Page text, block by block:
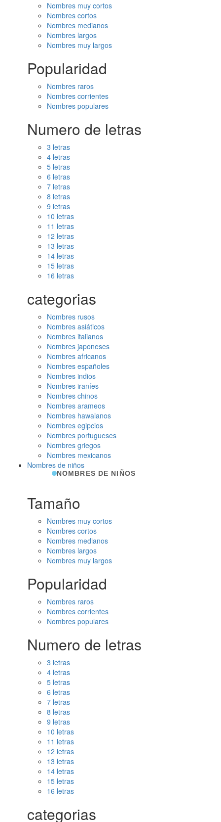
Nombres muy cortos
Nombres cortos
Nombres medianos
Nombres largos
Nombres muy largos
Popularidad
Nombres raros
Nombres corrientes
Nombres populares
Numero de letras
3 letras
4 letras
5 letras
6 letras
7 letras
8 letras
9 letras
10 letras
11 letras
12 letras
13 letras
14 letras
15 letras
16 letras
categorias
Nombres rusos
Nombres asiáticos
Nombres italianos
Nombres japoneses
Nombres africanos
Nombres españoles
Nombres indios
Nombres iraníes
Nombres chinos
Nombres arameos
Nombres hawaianos
Nombres egipcios
Nombres portugueses
Nombres griegos
Nombres mexicanos
Nombres de niños
NOMBRES DE NIÑOS
Tamaño
Nombres muy cortos
Nombres cortos
Nombres medianos
Nombres largos
Nombres muy largos
Popularidad
Nombres raros
Nombres corrientes
Nombres populares
Numero de letras
3 letras
4 letras
5 letras
6 letras
7 letras
8 letras
9 letras
10 letras
11 letras
12 letras
13 letras
14 letras
15 letras
16 letras
categorias